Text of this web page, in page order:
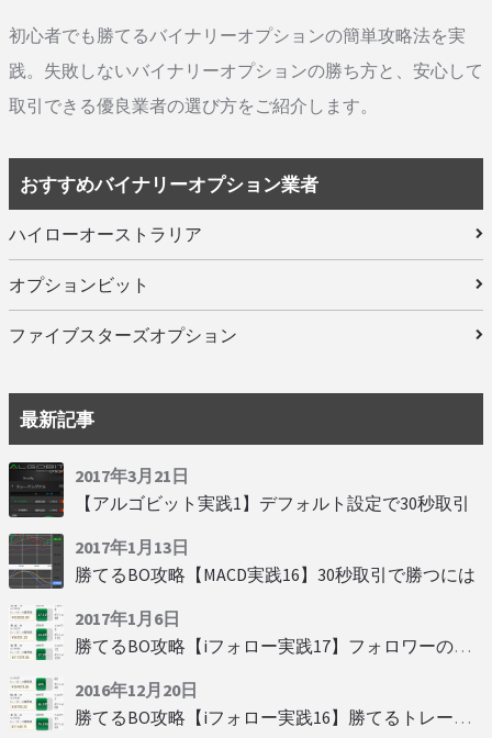
初心者でも勝てるバイナリーオプションの簡単攻略法を実
践。失敗しないバイナリーオプションの勝ち方と、安心して
取引できる優良業者の選び方をご紹介します。
おすすめバイナリーオプション業者
ハイローオーストラリア
オプションビット
ファイブスターズオプション
最新記事
2017年3月21日
【アルゴビット実践1】デフォルト設定で30秒取引
2017年1月13日
勝てるBO攻略【MACD実践16】30秒取引で勝つには
2017年1月6日
勝てるBO攻略【iフォロー実践17】フォロワーの少ない人をフォローする
2016年12月20日
勝てるBO攻略【iフォロー実践16】勝てるトレーダーを見抜く